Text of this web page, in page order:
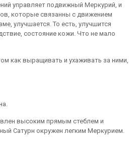
управляет подвижный Меркурий, и
которые связанны с движением
улучшается. То есть, улучшится
состояние кожи. Что не мало
как выращивать и ухаживать за ними,
высоким прямым стеблем и
Сатурн окружен легким Меркурием.